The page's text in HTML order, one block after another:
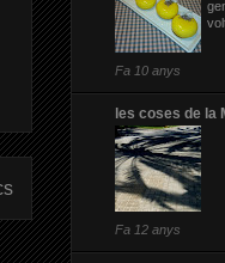
Fa 10 anys
les coses de la
Fa 12 anys